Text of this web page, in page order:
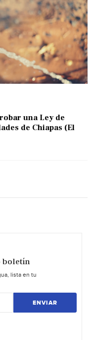
una Ley de
de Chiapas (El
boletín
lista en tu
ENVIAR